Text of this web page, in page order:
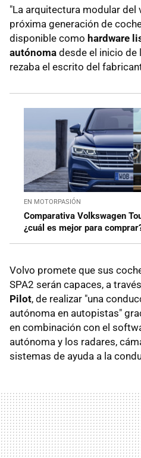
"La arquitectura modular del
próxima generación de
disponible como hardware
autónoma desde el inicio de
rezaba el escrito del
EN MOTORPASIÓN
Comparativa Volkswagen
¿cuál es mejor para
Volvo promete que sus
SPA2 serán capaces, a
Pilot, de realizar "una
autónoma en autopistas"
en combinación con el
autónoma y los radares,
sistemas de ayuda a la